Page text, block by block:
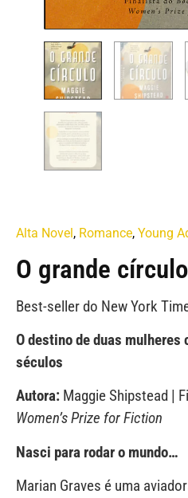
Alta Novel, Romance, Young
O grande círculo
Best-seller do New York
O destino de duas mulheres
séculos
Autora: Maggie Shipstead |
Women’s Prize for Fiction
Nasci para rodar o mundo…
Marian Graves é uma